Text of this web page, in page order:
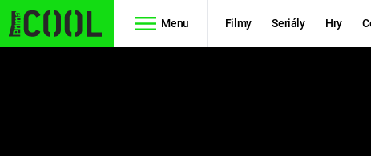
Menu Filmy Seriály Hry